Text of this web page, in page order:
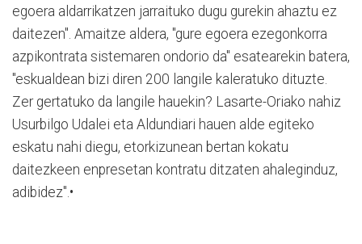
egoera aldarrikatzen jarraituko dugu gurekin ahaztu ez
daitezen". Amaitze aldera, "gure egoera ezegonkorra
azpikontrata sistemaren ondorio da" esatearekin batera,
"eskualdean bizi diren 200 langile kaleratuko dituzte.
Zer gertatuko da langile hauekin? Lasarte-Oriako nahiz
Usurbilgo Udalei eta Aldundiari hauen alde egiteko
eskatu nahi diegu, etorkizunean bertan kokatu
daitezkeen enpresetan kontratu ditzaten ahaleginduz,
adibidez".•